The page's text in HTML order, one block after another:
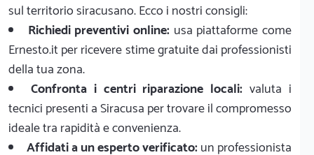
sul territorio siracusano. Ecco i nostri consigli:
Richiedi preventivi online: usa piattaforme come
Ernesto.it per ricevere stime gratuite dai professionisti
della tua zona.
Confronta i centri riparazione locali: valuta i
tecnici presenti a Siracusa per trovare il compromesso
ideale tra rapidità e convenienza.
Affidati a un esperto verificato:un professionista